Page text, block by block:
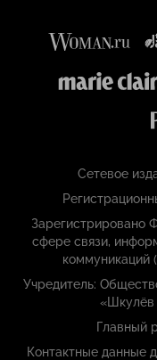
Сетевое
Зарегистрировано
сфере связи,
коммуникаций
Учредитель:
«Шкулёв
Главный
Контактные данные